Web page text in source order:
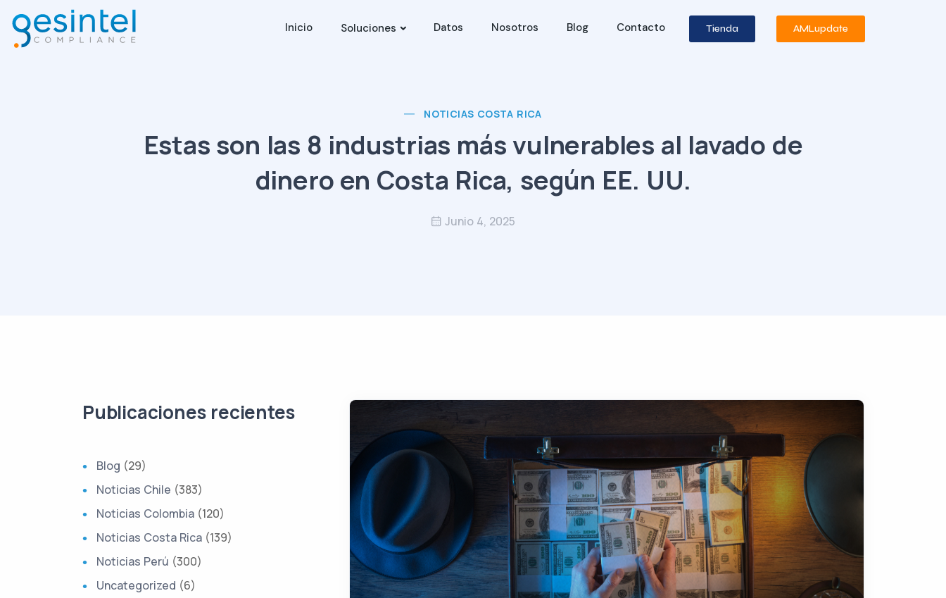
Inicio Soluciones Datos Nosotros Blog Contacto Tienda AMLupdate
NOTICIAS COSTA RICA
Estas son las 8 industrias más vulnerables al lavado de
dinero en Costa Rica, según EE. UU.
Junio 4, 2025
Publicaciones recientes
Blog (29)
Noticias Chile (383)
Noticias Colombia (120)
Noticias Costa Rica (139)
Noticias Perú (300)
Uncategorized (6)